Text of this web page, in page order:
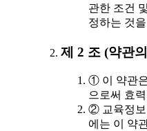
관한 조건
정하는 것
제 2 조 (약관
① 이 약관
으로써 효
② 교육정보
에는 이 약